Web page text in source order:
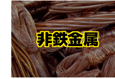
非鉄金属